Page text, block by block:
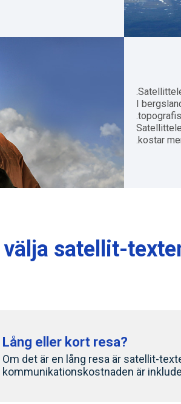
I
kostar
välja satellit-
Lång eller kort resa?
Om det är en lång resa är satellit-
kommunikationskostnaden är